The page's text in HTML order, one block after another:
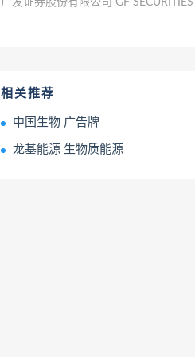
相关推荐
中国生物 广告牌
龙基能源 生物质能源